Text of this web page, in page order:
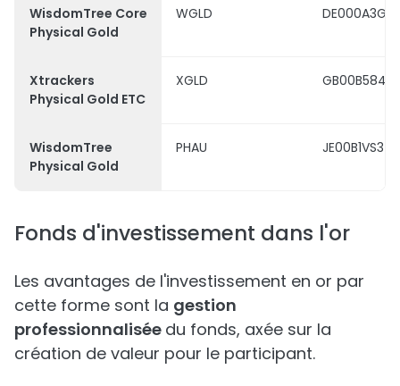
WisdomTree Core
Physical Gold
WGLD
Xtrackers
Physical Gold ETC
XGLD
WisdomTree
Physical Gold
PHAU
Fonds d'investissement dans l'or
Les avantages de l'investissement en or par
cette forme sont la gestion
professionnalisée du fonds, axée sur la
création de valeur pour le participant.